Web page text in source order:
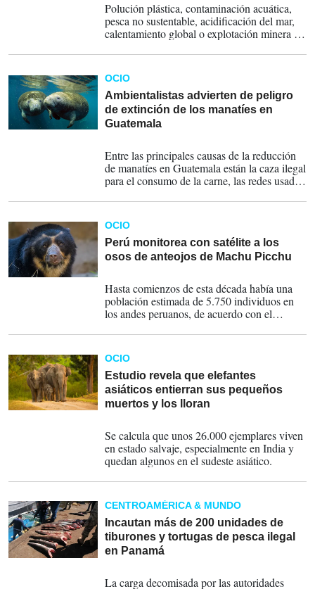
Polución plástica, contaminación acuática,
pesca no sustentable, acidificación del mar,
calentamiento global o explotación minera en
preocupaciones de los científicos.
OCIO
Ambientalistas advierten de peligro
de extinción de los manatíes en
Guatemala
Entre las principales causas de la reducción
de manatíes en Guatemala están la caza ilegal
para el consumo de la carne, las redes usadas
ecosistema.
OCIO
Perú monitorea con satélite a los
osos de anteojos de Machu Picchu
Hasta comienzos de esta década había una
población estimada de 5.750 individuos en
los andes peruanos, de acuerdo con el
Silvestre.
OCIO
Estudio revela que elefantes
asiáticos entierran sus pequeños
muertos y los lloran
Se calcula que unos 26.000 ejemplares viven
en estado salvaje, especialmente en India y
quedan algunos en el sudeste asiático.
CENTROAMÉRICA & MUNDO
Incautan más de 200 unidades de
tiburones y tortugas de pesca ilegal
en Panamá
La carga decomisada por las autoridades